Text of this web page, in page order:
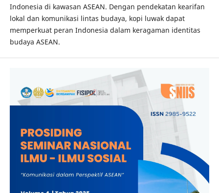
Indonesia di kawasan ASEAN. Dengan pendekatan kearifan
lokal dan komunikasi lintas budaya, kopi luwak dapat
memperkuat peran Indonesia dalam keragaman identitas
budaya ASEAN.